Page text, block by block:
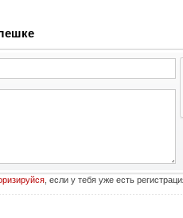
, если у тебя уже есть